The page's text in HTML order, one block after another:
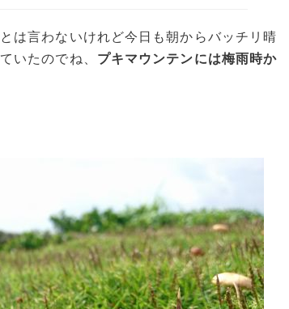
は言わないけれど今日も朝からバッチリ晴
いたのでね、 プキマウンテンには梅雨時か